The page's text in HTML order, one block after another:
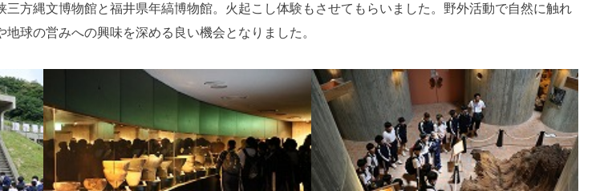
方縄文博物館と福井県年縞博物館。火起こし体験もさせてもらいました。野外活動で自然に触れ
球の営みへの興味を深める良い機会となりました。